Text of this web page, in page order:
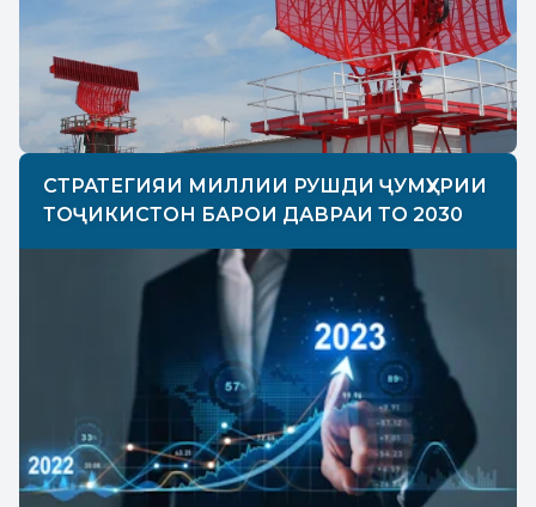
СТРАТЕГИЯИ МИЛЛИИ РУШДИ ҶУМҲУРИИ
ТОҶИКИСТОН БАРОИ ДАВРАИ ТО 2030